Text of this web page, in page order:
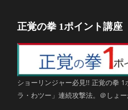
正覚の拳 1ポイント講座
ショーリンジャー必見!! 正覚の拳
ラ・わツー」連続攻撃法。＠しょ